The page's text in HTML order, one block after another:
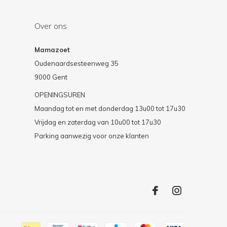
Over ons
Mamazoet
Oudenaardsesteenweg 35
9000 Gent
OPENINGSUREN
Maandag tot en met donderdag 13u00 tot 17u30
Vrijdag en zaterdag van 10u00 tot 17u30
Parking aanwezig voor onze klanten